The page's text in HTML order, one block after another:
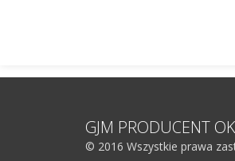
GJM PRODUCENT
© 2016 Wszystkie prawa